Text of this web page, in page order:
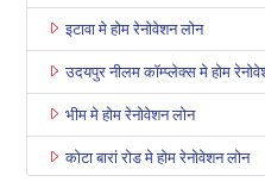
इटावा मे होम रेनोवेशन लोन
उदयपुर नीलम कॉम्प्लेक्स मे होम
भीम मे होम रेनोवेशन लोन
कोटा बारां रोड मे होम रेनोवेशन लोन